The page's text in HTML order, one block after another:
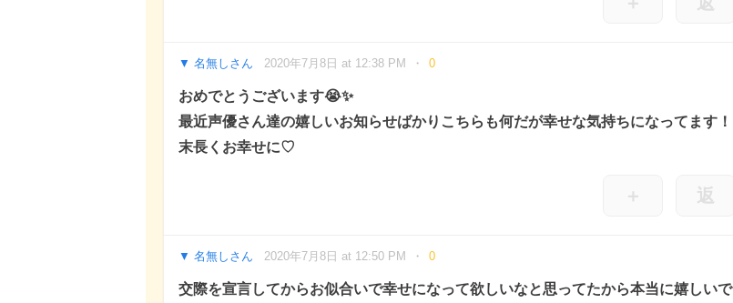
名無しさん 2020年7月8日 at 12:38 PM 0
おめでとうございます😭✨
最近声優さん達の嬉しいお知らせばかりこちらも何だが幸せな気持ちになってます！
末長くお幸せに♡
＋ 返
名無しさん 2020年7月8日 at 12:50 PM 0
交際を宣言してからお似合いで幸せになって欲しいなと思ってたから本当に嬉しいで